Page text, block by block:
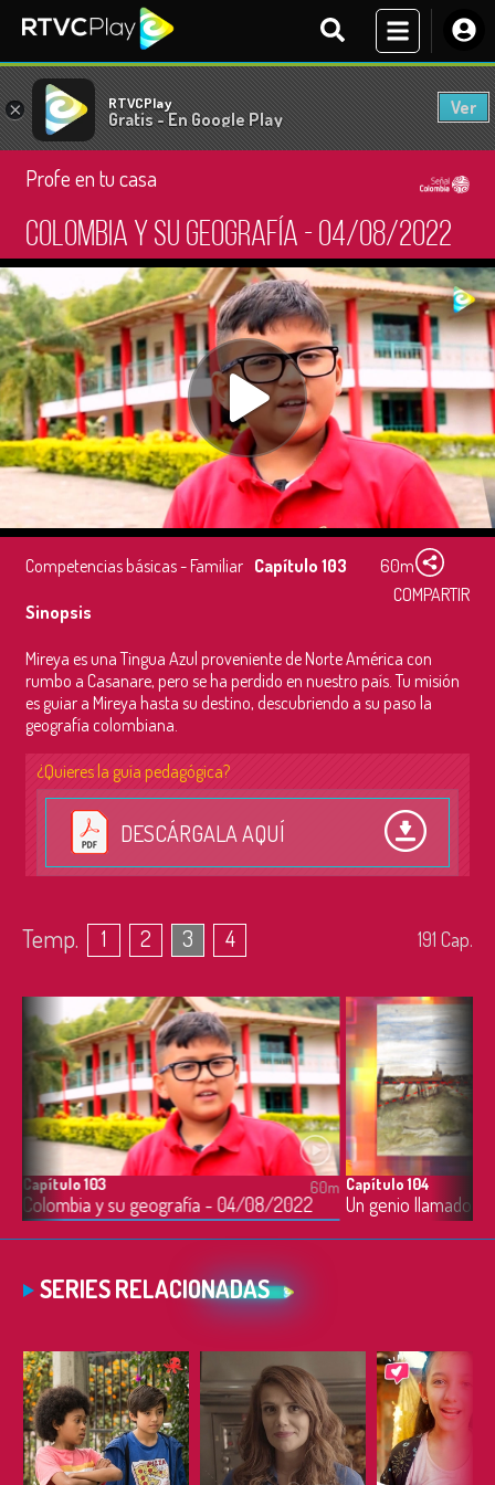
× RTVCPlay
Gratis - En Google Play
Ver
Profe en tu casa
Colombia y su geografía - 04/08/2022
Competencias básicas - Familiar Capítulo 103
60m
COMPARTIR
Sinopsis
Mireya es una Tingua Azul proveniente de Norte América con
rumbo a Casanare, pero se ha perdido en nuestro país. Tu misión
es guiar a Mireya hasta su destino, descubriendo a su paso la
geografía colombiana.
¿Quieres la guía pedagógica?
DESCÁRGALA AQUÍ
Temp. 1 2 3 4 191 Cap.
Capítulo 103
Colombia y su geografía - 04/08/2022
60m Capítulo 104
Un genio llamado
SERIES RELACIONADAS